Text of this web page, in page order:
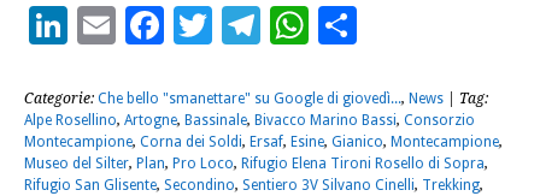
LinkedIn
EmailFacebook
Twitter
Telegram
WhatsApp
Categorie: Che bello "smanettare" su Google di giovedì..., News | Tag:
Alpe Rosellino, Artogne, Bassinale, Bivacco Marino Bassi, Consorzio
Montecampione, Corna dei Soldi, Ersaf, Esine, Gianico, Montecampione,
Museo del Silter, Plan, Pro Loco, Rifugio Elena Tironi Rosello di Sopra,
Rifugio San Glisente, Secondino, Sentiero 3V Silvano Cinelli, Trekking,